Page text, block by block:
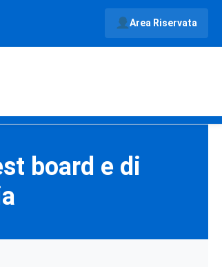
Area Riservata
board e di